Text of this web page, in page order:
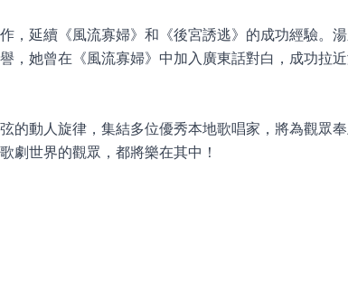
，延續《風流寡婦》和《後宮誘逃》的成功經驗。
，她曾在《風流寡婦》中加入廣東話對白，成功拉
的動人旋律，集結多位優秀本地歌唱家，將為觀眾
劇世界的觀眾，都將樂在其中！